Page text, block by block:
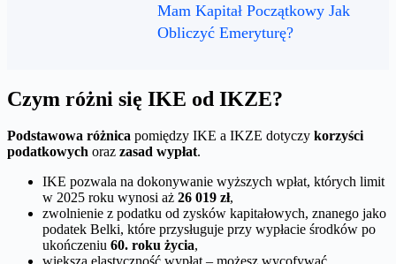
Mam Kapitał Początkowy Jak
Obliczyć Emeryturę?
Czym różni się IKE od IKZE?
Podstawowa różnica pomiędzy IKE a IKZE dotyczy korzyści
podatkowych oraz zasad wypłat.
IKE pozwala na dokonywanie wyższych wpłat, których limit
w 2025 roku wynosi aż 26 019 zł,
zwolnienie z podatku od zysków kapitałowych, znanego jako
podatek Belki, które przysługuje przy wypłacie środków po
ukończeniu 60. roku życia,